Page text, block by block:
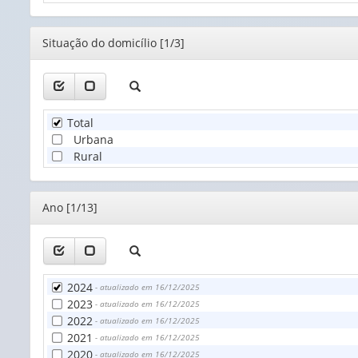
(1)
Editor
Situação do domicílio [1/3]
Total
Urbana
Rural
Editor
Ano [1/13]
2024 - atualizado em 16/12/2025
2023 - atualizado em 16/12/2025
2022 - atualizado em 16/12/2025
2021 - atualizado em 16/12/2025
2020 - atualizado em 16/12/2025